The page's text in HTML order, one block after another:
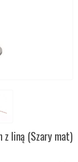
z liną (Szary mat)